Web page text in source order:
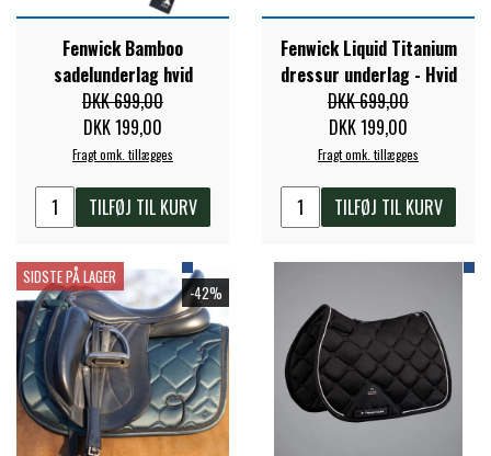
STUD MUFFIN
WAHLSTEN
WALDHAUSEN
WALSH
Fenwick Bamboo
sadelunderlag hvid
DKK 699,00
DKK 199,00
Fragt omk. tillægges
TILFØJ TIL KURV
Fenwick Liquid Titanium
dressur underlag - Hvid
DKK 699,00
DKK 199,00
Fragt omk. tillægges
TILFØJ TIL KURV
SIDSTE PÅ LAGER
-42%